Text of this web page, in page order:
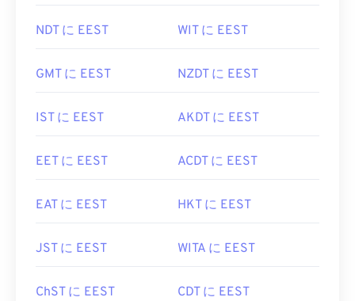
NDT に EEST WIT に EEST
GMT に EEST NZDT に EEST
IST に EEST AKDT に EEST
EET に EEST ACDT に EEST
EAT に EEST HKT に EEST
JST に EEST WITA に EEST
ChST に EEST CDT に EEST